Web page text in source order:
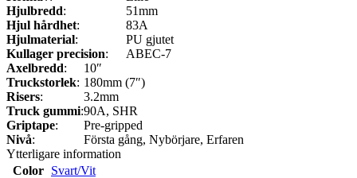
Hjulbredd:
51mm
Hjul hårdhet:
83A
Hjulmaterial:
PU gjutet
Kullager precision:
ABEC-7
Axelbredd:
10″
Truckstorlek: 180mm (7″)
Risers:
3.2mm
Truck gummi:90A, SHR
Griptape:
Pre-gripped
Nivå:
Första gång, Nybörjare, Erfaren
Ytterligare information
Color Svart/Vit